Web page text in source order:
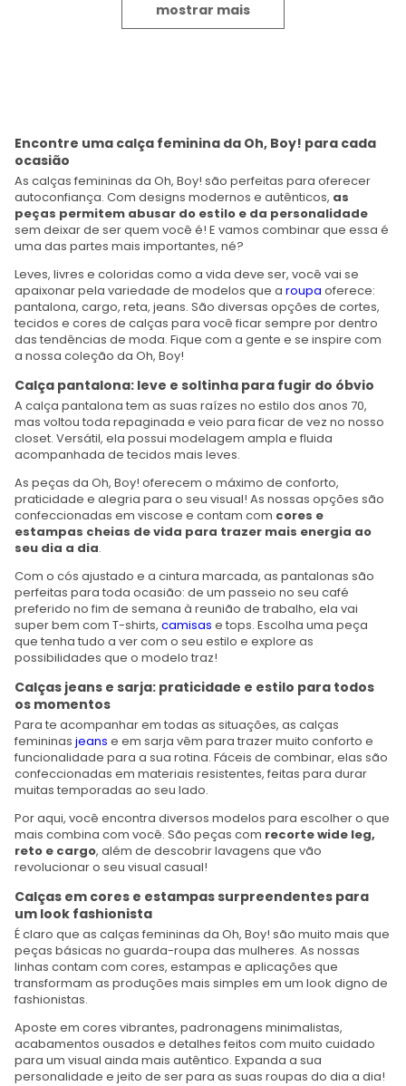
mostrar mais
Encontre uma calça feminina da Oh, Boy! para cada
ocasião
As calças femininas da Oh, Boy! são perfeitas para oferecer
autoconfiança. Com designs modernos e autênticos, as
peças permitem abusar do estilo e da personalidade
sem deixar de ser quem você é! E vamos combinar que essa é
uma das partes mais importantes, né?
Leves, livres e coloridas como a vida deve ser, você vai se
apaixonar pela variedade de modelos que a roupa oferece:
pantalona, cargo, reta, jeans. São diversas opções de cortes,
tecidos e cores de calças para você ficar sempre por dentro
das tendências de moda. Fique com a gente e se inspire com
a nossa coleção da Oh, Boy!
Calça pantalona: leve e soltinha para fugir do óbvio
A calça pantalona tem as suas raízes no estilo dos anos 70,
mas voltou toda repaginada e veio para ficar de vez no nosso
closet. Versátil, ela possui modelagem ampla e fluida
acompanhada de tecidos mais leves.
As peças da Oh, Boy! oferecem o máximo de conforto,
praticidade e alegria para o seu visual! As nossas opções são
confeccionadas em viscose e contam com cores e
estampas cheias de vida para trazer mais energia ao
seu dia a dia.
Com o cós ajustado e a cintura marcada, as pantalonas são
perfeitas para toda ocasião: de um passeio no seu café
preferido no fim de semana à reunião de trabalho, ela vai
super bem com T-shirts, camisas e tops. Escolha uma peça
que tenha tudo a ver com o seu estilo e explore as
possibilidades que o modelo traz!
Calças jeans e sarja: praticidade e estilo para todos
os momentos
Para te acompanhar em todas as situações, as calças
femininas jeans e em sarja vêm para trazer muito conforto e
funcionalidade para a sua rotina. Fáceis de combinar, elas são
confeccionadas em materiais resistentes, feitas para durar
muitas temporadas ao seu lado.
Por aqui, você encontra diversos modelos para escolher o que
mais combina com você. São peças com recorte wide leg,
reto e cargo, além de descobrir lavagens que vão
revolucionar o seu visual casual!
Calças em cores e estampas surpreendentes para
um look fashionista
É claro que as calças femininas da Oh, Boy! são muito mais que
peças básicas no guarda-roupa das mulheres. As nossas
linhas contam com cores, estampas e aplicações que
transformam as produções mais simples em um look digno de
fashionistas.
Aposte em cores vibrantes, padronagens minimalistas,
acabamentos ousados e detalhes feitos com muito cuidado
para um visual ainda mais autêntico. Expanda a sua
personalidade e jeito de ser para as suas roupas do dia a dia!